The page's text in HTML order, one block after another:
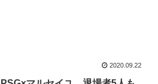
2020.09.22